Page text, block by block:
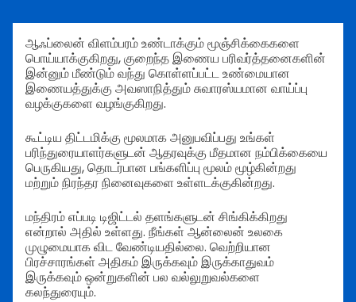
ஆஃப்லைன் விளம்பரம் உண்டாக்கும் மூஞ்சிக்கைகளை
பொய்யாக்குகிறது, குறைந்த இணைய பரிவர்த்தனைகளின்
இன்னும் மீண்டும் வந்து கொள்ளப்பட்ட உண்மையான
இணையத்துக்கு அவஸாநித்தும் சுவாரஸ்யமான வாய்ப்பு
வழக்குகளை வழங்குகிறது.
கூட்டிய திட்டமிக்கு மூலமாக அனுபவிப்பது உங்கள்
பரிந்துரையாளர்களுடன் ஆதரவுக்கு மீதமான நம்பிக்கையை
பெருகியது, தொடர்பான பங்களிப்பு மூலம் மூழ்கின்றது
மற்றும் நிரந்தர நினைவுகளை உள்ளடக்குகின்றது.
மந்திரம் எப்படி டிஜிட்டல் தளங்களுடன் சிங்கிக்கிறது
என்றால் அதில் உள்ளது. நீங்கள் ஆன்லைன் உலகை
முழுமையாக விட வேண்டியதில்லை. வெற்றியான
பிரச்சாரங்கள் அதிகம் இருக்கவும் இருக்காதுவம்
இருக்கவும் ஒன்றுகளின் பல வல்லுறுவல்களை
கலந்துரையும்.